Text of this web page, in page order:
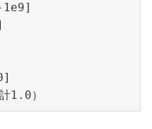
1.0）